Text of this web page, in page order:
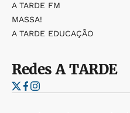
A TARDE FM
MASSA!
A TARDE EDUCAÇÃO
RedesA TARDE